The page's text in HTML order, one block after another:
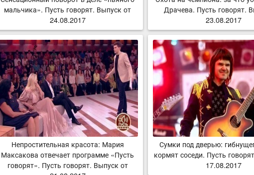
мальчика». Пусть говорят. Выпуск от
24.08.2017
Драчева. Пусть говорят.
23.08.2017
Непростительная красота: Мария
Максакова отвечает программе «Пусть
говорят». Пусть говорят. Выпуск от
Сумки под дверью:
кормят соседи. Пусть
17.08.2017